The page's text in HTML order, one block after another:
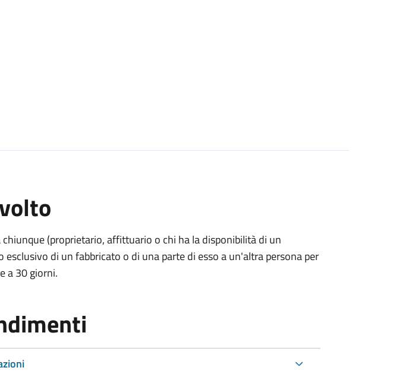
(proprietario, affittuario o chi ha la disponibilità di un
esclusivo di un fabbricato o di una parte di esso a un'altra persona per
a 30 giorni.